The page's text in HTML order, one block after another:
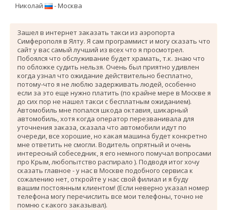
Николай - Москва
Зашел в интернет заказать такси из аэропорта
Симферополя в Ялту. Я сам программист и могу сказать что
сайт у вас самый лучший из всех что я просмотрел.
Побоялся что обслуживание будет храмать, т.к. знаю что
по обложке судить нельзя. Очень был приятно удивлен
когда узнал что ожидание действительно бесплатно,
потому-что я не люблю задерживать людей, особенно
если за это еще нужно платить (по крайне мере в Москве я
до сих пор не нашел такси с бесплатным ожиданием).
Автомобиль мне попался шкода октавия, шикарный
автомобиль, хотя когда оператор перезванивала для
уточнения заказа, сказала что автомобили идут по
очереди, все хорошие, но какая машина будет конкретно
мне ответить не смогли. Водитель опрятный и очень
интересный собеседник, я его немного помучал вопросами
про Крым, любопытство распирало ). Подводя итог хочу
сказать главное - у нас в Москве подобного сервиса к
сожалению нет, откройте у нас свой филиал и я буду
вашим постоянным клиентом! (Если неверно указал номер
телефона могу перечислить все мои телефоны, точно не
помню с какого заказывал).